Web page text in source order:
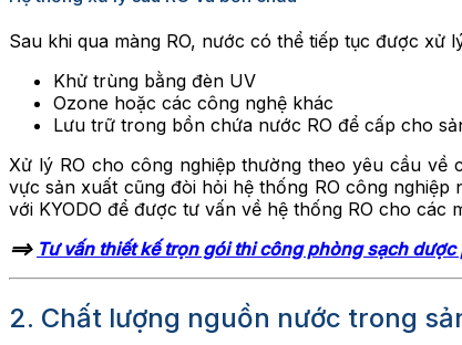
Sau khi qua màng RO, nước có thể tiếp tục được xử
Khử trùng bằng đèn UV
Ozone hoặc các công nghệ khác
Lưu trữ trong bồn chứa nước RO để cấp cho
Xử lý RO cho công nghiệp thường theo yêu cầu
vực sản xuất cũng đòi hỏi hệ thống RO công
với KYODO để được tư vấn về hệ thống RO cho các
==> Tư vấn thiết kế trọn gói thi công phòng sạch dược
2. Chất lượng nguồn nước trong